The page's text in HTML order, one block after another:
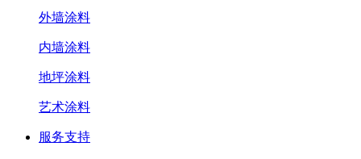
外墙涂料
内墙涂料
地坪涂料
艺术涂料
服务支持